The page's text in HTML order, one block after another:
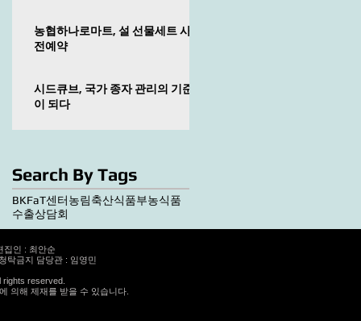
농협하나로마트, 설 선물세트 사
전예약
시드큐브, 국가 종자 관리의 기준
이 되다
Search By Tags
BKFaT센터농림축산식품부농식품
수출상담회
집인 : 최안순
탁금지 담당관 : 임영민
reserved.
의해 제재를 받을 수 있습니다.